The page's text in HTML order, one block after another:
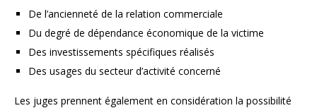
De l’ancienneté de la relation commerciale
Du degré de dépendance économique de la victime
Des investissements spécifiques réalisés
Des usages du secteur d’activité concerné
Les juges prennent également en considération la possibilité